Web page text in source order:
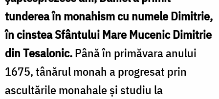
tunderea în monahism cu numele Dimitrie,
în cinstea Sfântului Mare Mucenic Dimitrie
din Tesalonic.Până în primăvara anului
1675, tânărul monah a progresat prin
ascultările monahale și studiu la